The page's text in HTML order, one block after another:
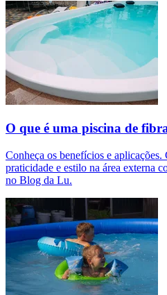
O que é uma piscina de
Conheça os benefícios e aplicações.
praticidade e estilo na área externa
no Blog da Lu.